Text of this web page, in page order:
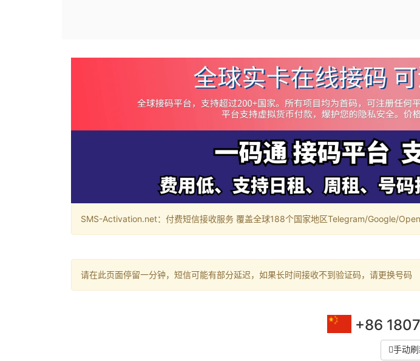
SMS-Activation.net：付费短信接收服务 覆盖全球188个国家地区Telegram/Google/
请在此页面停留一分钟，短信可能有部分延迟，如果长时间接收不到验证码，请更换号码
+86
手动